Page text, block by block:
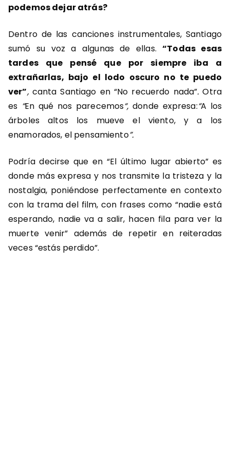
podemos dejar atrás?
Dentro de las canciones instrumentales, Santiago
sumó su voz a algunas de ellas.“Todas esas
tardes que pensé que por siempre iba a
extrañarlas, bajo el lodo oscuro no te puedo
ver”, canta Santiago en “No recuerdo nada”.Otra
es “En qué nos parecemos“,donde expresa:“A los
árboles altos los mueve el viento, y a los
enamorados, el pensamiento”.
Podría decirse que en “El último lugar abierto” es
donde más expresa y nos transmite la tristeza y la
nostalgia, poniéndose perfectamente en contexto
con la trama del film, con frases como “nadie está
esperando, nadie va a salir, hacen fila para ver la
muerte venir” además de repetir en reiteradas
veces “estás perdido”.